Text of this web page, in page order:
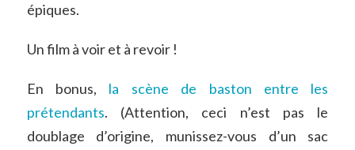
épiques.
Un film à voir et à revoir !
En bonus, la scène de baston entre les
prétendants. (Attention, ceci n’est pas le
doublage d’origine, munissez-vous d’un sac